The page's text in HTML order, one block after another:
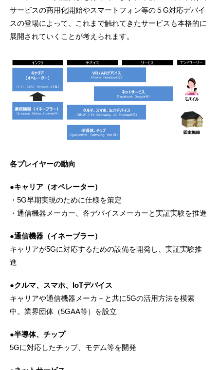
サービスの商用化開始やスマートフォン等の５G対応デバイ
スの登場によって、これまで触れてきたサービスも本格的に
展開されていくことが考えられます。
各プレイヤーの動向
●キャリア（オペレーター）
・5G早期実現のために仕様を策定
・通信機器メーカー、各デバイスメーカーと実証実験を推進
●通信機器（イネーブラー）
キャリアが5Gに対応するための設備を開発し、実証実験推
進
●クルマ、スマホ、IoTデバイス
キャリアや通信機器メーカ－と共に5Gの活用方法を模索
中。業界団体（5GAA等）を設立
●半導体、チップ
5Gに対応したチップ、モデム等を開発